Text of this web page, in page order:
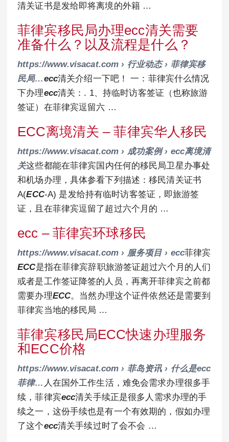
清关证书是发给即将离境的外籍 …
菲律宾移民局办理ecc清关需要
准备什么？以及流程是什么？
https://www.visacat.com › 行业动态 › 菲律宾移
民局…ecc清关介绍一下吧！ 一：菲律宾什么情况
下办理ecc清关：. 1、持临时访客签证（也称旅游
签证）在菲律宾逗留六 …
ECC离境清关 – 菲律宾华人移民
https://www.visacat.com › 成功案例 › ecc离境清
关这些都能在菲律宾国内任何的移民局卫星办事处
和机场办理，具体参看下列描述：移民清关证书
A(ECC-A) 是发给持有临时访客签证，即旅游签
证，且在菲律宾逗留了超过六个月的 …
ecc – 菲律宾环球移民
https://www.visacat.com › 服务项目 › ecc菲律宾
ECC是指在菲律宾辞职旅游签证超过六个月的人们
或者是工作签证降签的人员，再离开菲律宾之前都
需要办理ECC。当然办理这个证件依然还是需要到
菲律宾当地的移民局 …
菲律宾移民局ECC快速办理服务
和ECC价格
https://www.visacat.com › 菲岛资讯 › 什么是ecc
菲律… 人在国外工作生活，难免会需求办理很多手
续，菲律宾ecc清关手续正是很多人需求办理的手
续之一，这份手续也是有一个有效期的，假如办理
了这个ecc清关手续过时了会不会 …